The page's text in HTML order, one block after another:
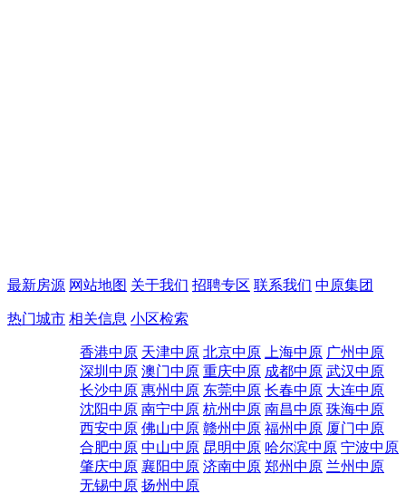
最新房源 网站地图 关于我们 招聘专区 联系我们 中原集团
热门城市 相关信息 小区检索
香港中原 天津中原 北京中原 上海中原 广州中原
深圳中原 澳门中原 重庆中原 成都中原 武汉中原
长沙中原 惠州中原 东莞中原 长春中原 大连中原
沈阳中原 南宁中原 杭州中原 南昌中原 珠海中原
西安中原 佛山中原 赣州中原 福州中原 厦门中原
合肥中原 中山中原 昆明中原 哈尔滨中原 宁波中原
肇庆中原 襄阳中原 济南中原 郑州中原 兰州中原
无锡中原 扬州中原